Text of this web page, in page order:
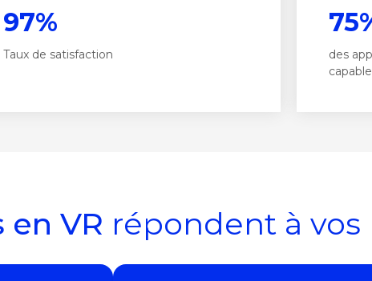
97%
Taux de satisfaction
des
VR répondent à vos